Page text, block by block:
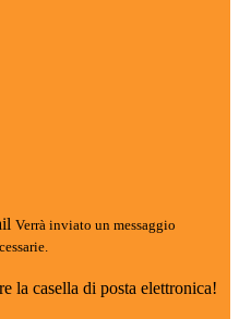
Verrà inviato un messaggio
la casella di posta elettronica!